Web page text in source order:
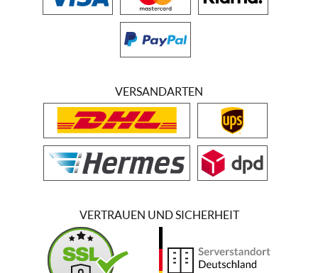
VERSANDARTEN
VERTRAUEN UND SICHERHEIT